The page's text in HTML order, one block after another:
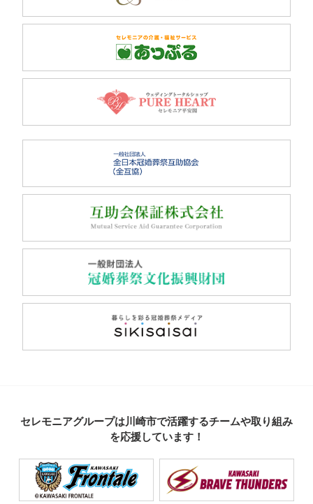
セレモニアグループは川崎市で活躍するチームや取り組み
を応援しています！